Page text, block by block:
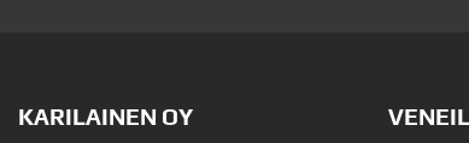
KARILAINEN OY